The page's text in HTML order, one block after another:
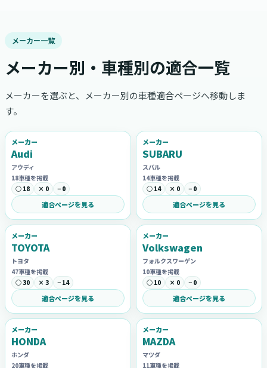
メーカー一覧
メーカー別・車種別の適合一覧
メーカーを選ぶと、メーカー別の車種適合ページへ移動しま
す。
メーカー
Audi
アウディ
18車種を掲載
○ 18
× 0 − 0
適合ページを見る
メーカー
SUBARU
スバル
14車種を掲載
○ 14
× 0 − 0
適合ページを見る
メーカー
TOYOTA
トヨタ
47車種を掲載
○ 30
× 3 − 14
適合ページを見る
メーカー
Volkswagen
フォルクスワーゲン
10車種を掲載
○ 10
× 0 − 0
適合ページを見る
メーカー
HONDA
ホンダ
20車種を掲載
メーカー
MAZDA
マツダ
11車種を掲載